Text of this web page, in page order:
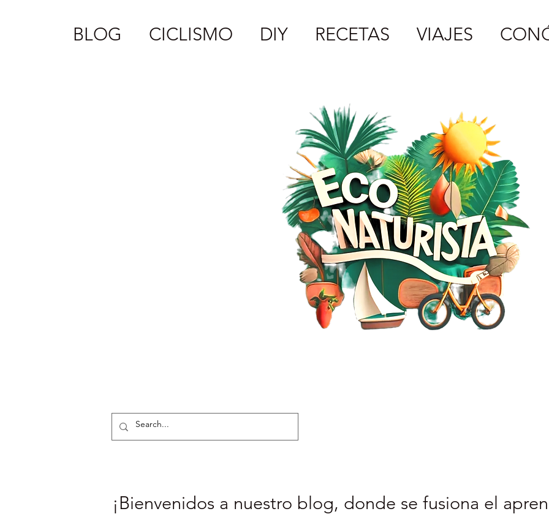
BLOG CICLISMO DIY RECETAS VIAJES
¡Bienvenidos a nuestro blog, donde se fusiona el